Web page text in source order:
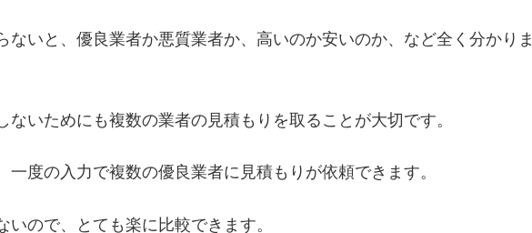
ないと、優良業者か悪質業者か、高いのか安いのか、など全く分かりま
ないためにも複数の業者の見積もりを取ることが大切です。
一度の入力で複数の優良業者に見積もりが依頼できます。
いので、とても楽に比較できます。